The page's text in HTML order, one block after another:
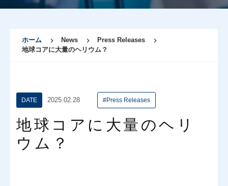
ホーム News
Press Releases
地球コアに大量のヘリウム？
DATE 2025.02.28 #Press Releases
地球コアに大量のヘリ
ウム？